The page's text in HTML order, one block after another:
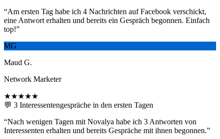
“Am ersten Tag habe ich 4 Nachrichten auf Facebook verschickt,
eine Antwort erhalten und bereits ein Gespräch begonnen. Einfach
top!”
MG
Maud G.
Network Marketer
★★★★★
💬 3 Interessentengespräche in den ersten Tagen
“Nach wenigen Tagen mit Novalya habe ich 3 Antworten von
Interessenten erhalten und bereits Gespräche mit ihnen begonnen.”